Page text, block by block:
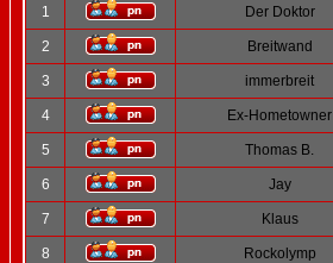
1 Der Doktor
2 Breitwand
3 immerbreit
4 Ex-Hometowner
5 Thomas B.
6 Jay
7 Klaus
8 Rockolymp